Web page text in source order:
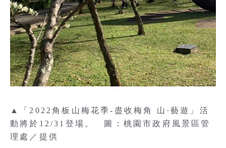
▲「2022角板山梅花季-盡收梅角 山·藝遊」活
動將於12/31登場。 圖：桃園市政府風景區管
理處／提供